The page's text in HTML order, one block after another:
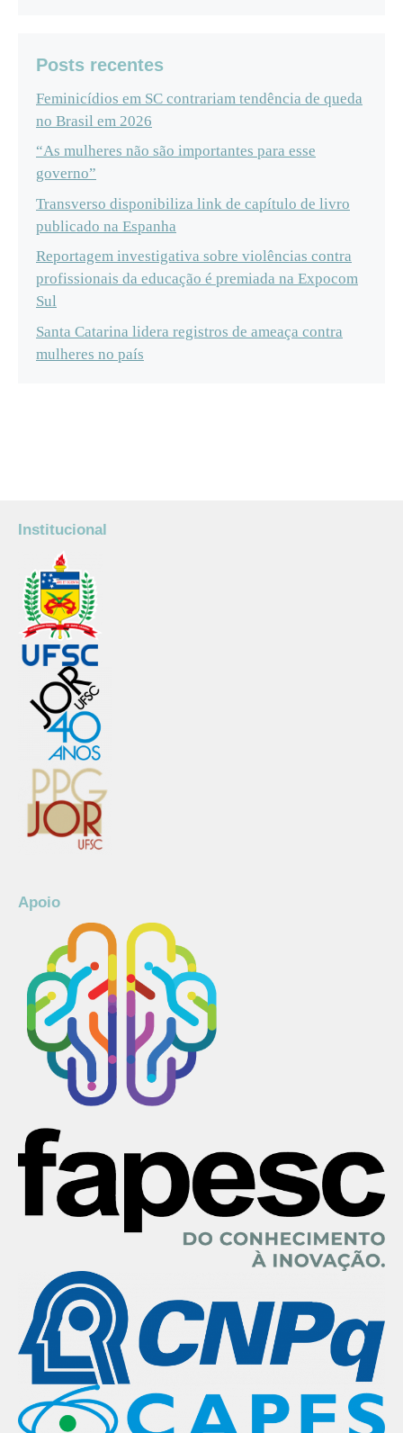
Posts recentes
Feminicídios em SC contrariam tendência de queda
no Brasil em 2026
“As mulheres não são importantes para esse
governo”
Transverso disponibiliza link de capítulo de livro
publicado na Espanha
Reportagem investigativa sobre violências contra
profissionais da educação é premiada na Expocom
Sul
Santa Catarina lidera registros de ameaça contra
mulheres no país
Institucional
Apoio